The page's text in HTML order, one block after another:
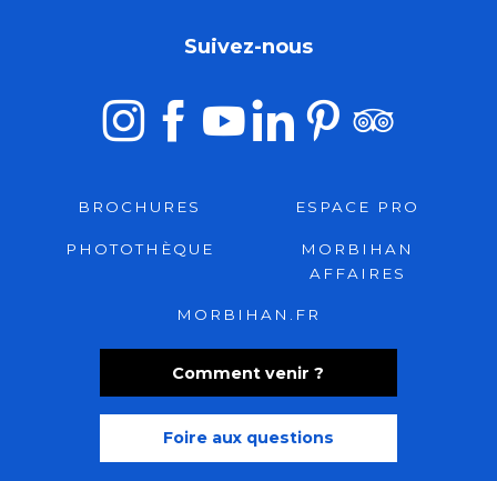
Comment venir ?
Foire aux questions
Suivez-nous
BROCHURES ESPACE PRO
PHOTOTHÈQUE
MORBIHAN
AFFAIRES
MORBIHAN.FR